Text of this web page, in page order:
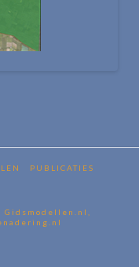
PUBLICATIES
Gidsmodellen.nl,